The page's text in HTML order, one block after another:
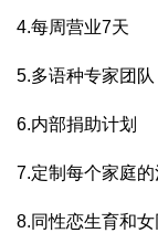
4.每周营业7天
5.多语种专家团队
6.内部捐助计划
7.定制每个家庭
8.同性恋生育和